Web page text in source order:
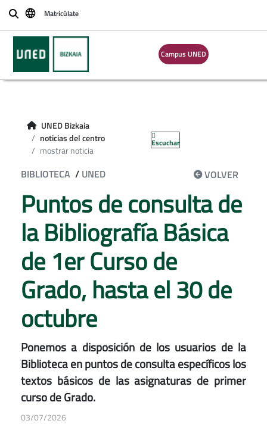
BuscarMatricúlate
Campus UNED
UNED Bizkaia
noticias del centro
mostrar noticia
Escuchar
BIBLIOTECA / UNED VOLVER
Puntos de consulta de
la Bibliografía Básica
de 1er Curso de
Grado, hasta el 30 de
octubre
Ponemos a disposición de los usuarios de la
Biblioteca en puntos de consulta específicos los
textos básicos de las asignaturas de primer
curso de Grado.
03/07/2026